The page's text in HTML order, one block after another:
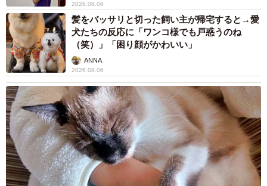
トビ山さんを裏に呼び出し諭す店長(C) ぼのこ
店長から「あなた…この仕事に向いてないんじゃないかし
ら？」「この仕事に正面から向き合えていない」と図星を
つかれたトビ山は言葉を失います。どんな仕事も本気で取
り組まなければ、つまらないものに感じてしまうのです。
だからこそ「目の前のことにしっかり向き合いなさい」と
店長は諭します。
2026.08.06
髪をバッサリと切った飼い主が帰宅すると→愛
犬たちの反応に「ワンコ様でも戸惑うのね
（笑）」「困り顔がかわいい」
ANNA
2026.08.06